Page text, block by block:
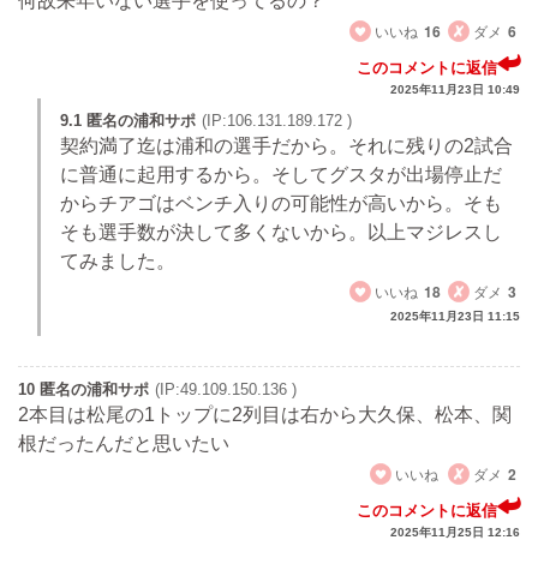
いいね 16 ダメ 6
このコメントに返信
2025年11月23日 10:49
9.1 匿名の浦和サポ (IP:106.131.189.172 )
契約満了迄は浦和の選手だから。それに残りの2試合
に普通に起用するから。そしてグスタが出場停止だ
からチアゴはベンチ入りの可能性が高いから。そも
そも選手数が決して多くないから。以上マジレスし
てみました。
いいね 18 ダメ 3
2025年11月23日 11:15
10 匿名の浦和サポ (IP:49.109.150.136 )
2本目は松尾の1トップに2列目は右から大久保、松本、関
根だったんだと思いたい
いいね
ダメ 2
このコメントに返信
2025年11月25日 12:16